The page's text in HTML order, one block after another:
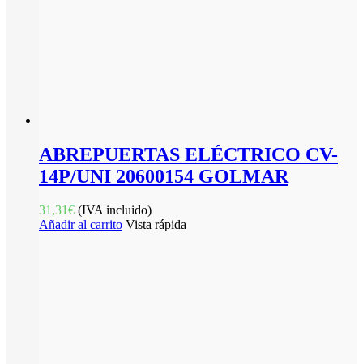
ABREPUERTAS ELÉCTRICO CV-
14P/UNI 20600154 GOLMAR
31,31€ (IVA incluido)
Añadir al carrito Vista rápida